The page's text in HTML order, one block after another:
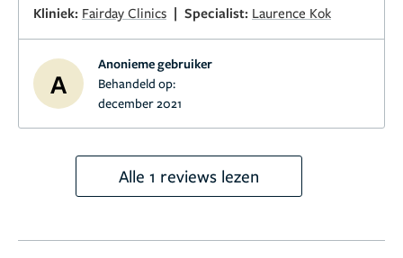
Kliniek: Fairday Clinics | Specialist: Laurence Kok
A
Anonieme gebruiker
Behandeld op:
december 2021
Alle 1 reviews lezen